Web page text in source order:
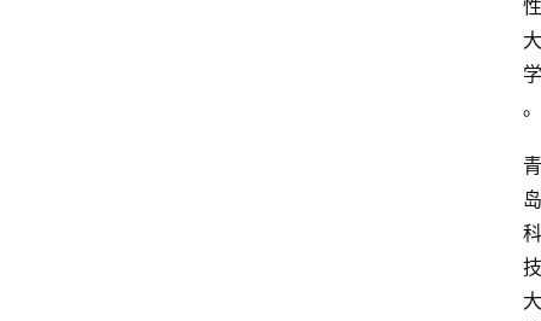
性
大
学
。
青
岛
科
技
大